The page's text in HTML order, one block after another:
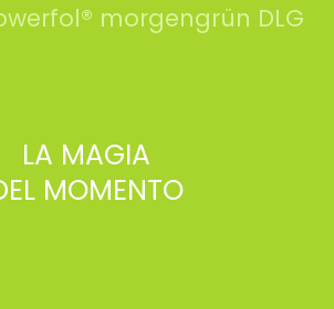
morgengrün DLG
LA MAGIA
MOMENTO